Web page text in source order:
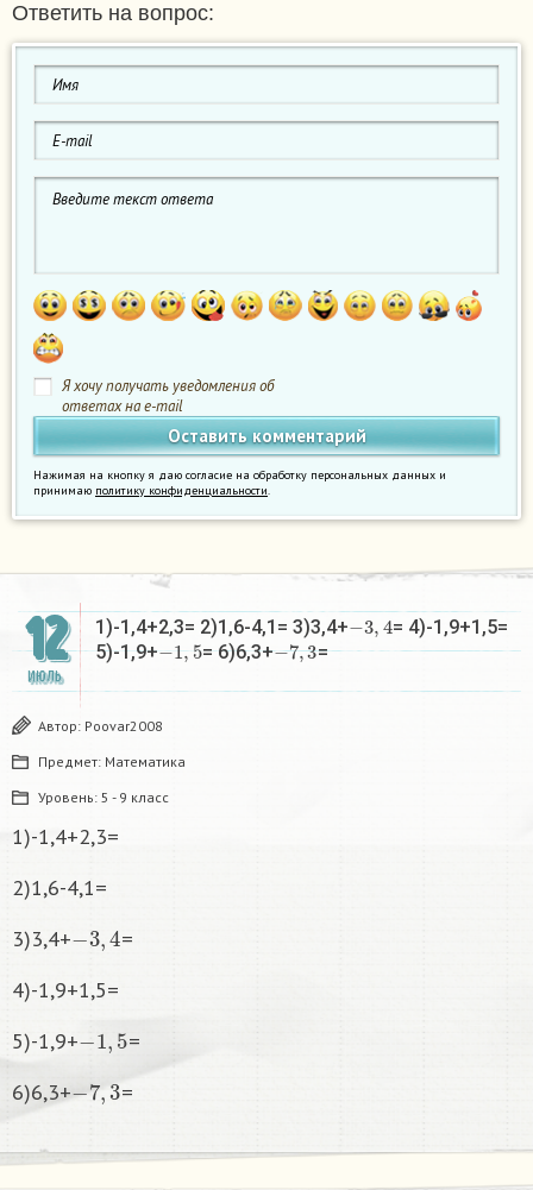
Ответить на вопрос:
Я хочу получать уведомления об
ответах на e-mail
Нажимая на кнопку я даю согласие на обработку персональных данных и
принимаю политику конфиденциальности.
12
ИЮЛЬ
1)-1,4+2,3= 2)1,6-4,1= 3)3,4+−3,4 = 4)-1,9+1,5=
5)-1,9+ 1 5 = 6)6,3+ 7, 3 =
Автор: Poovar2008
Предмет: Математика
Уровень: 5 - 9 класс
1)-1,4+2,3=
2)1,6-4,1=
3)3,4+
3,
=
4)-1,9+1,5=
5)-1,9+
1,
=
6)6,3+
7,3 =